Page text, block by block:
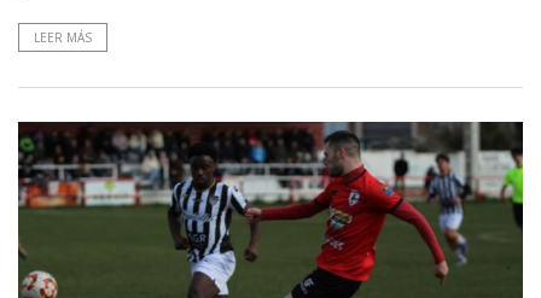
LEER MÁS